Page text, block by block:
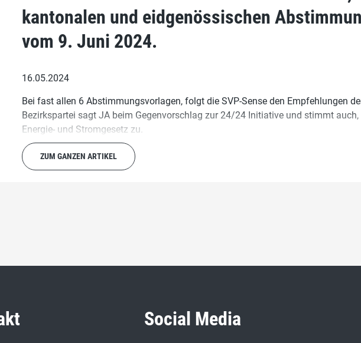
kantonalen und eidgenössischen
vom 9. Juni 2024.
16.05.2024
Bei fast allen 6 Abstimmungsvorlagen, folgt die SVP-Sense den Empfehlungen
Bezirkspartei sagt JA beim Gegenvorschlag zur 24/24 Initiative und stimmt
Energie- und Stromgesetz zu.
ZUM GANZEN ARTIKEL
Social Media